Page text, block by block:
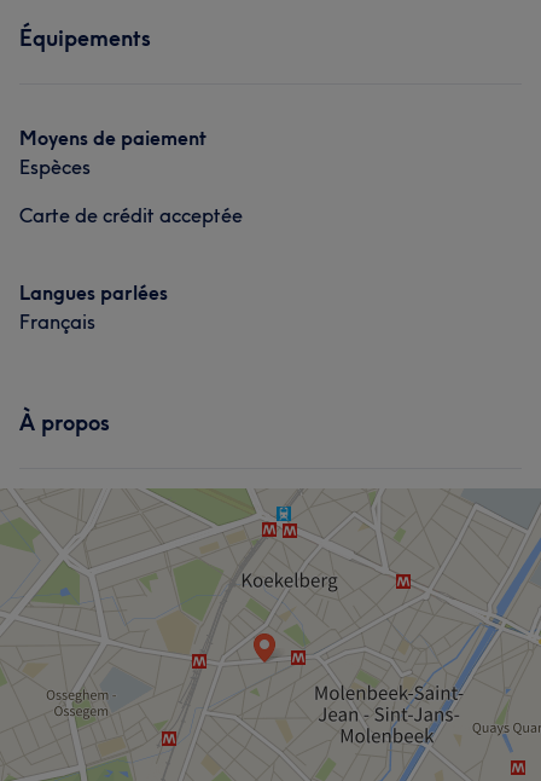
Équipements
Moyens de paiement
Espèces
Carte de crédit acceptée
Langues parlées
Français
À propos